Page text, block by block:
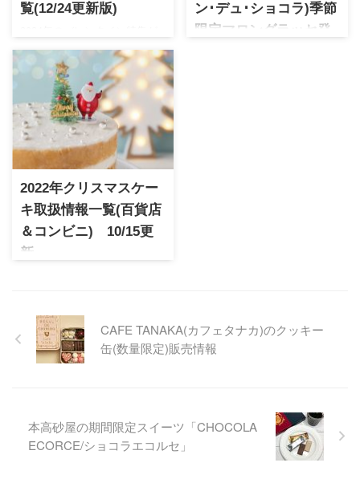
覧(12/24更新版)
各百貨店で始まりました。今
年は新型コロナウイルスの影
響もあり、オンラインでの取
扱数が増えている百貨店が多
く見受けられます。人気ブラ
ンドは品切れも早いのでお早
めにチェックが必要です
ン･デュ･ショコラ)季節
限定マロングラッセ発
2022年クリスマスケー
キ取扱情報一覧(百貨店
＆コンビニ) 10/15更
新
リスマスケーキが冷凍配送で
ご自宅に配送可能。数量限定
も多いのでお早めにチェック
CAFE TANAKA(カフェタナカ)のクッキー
缶(数量限定)販売情報
本高砂屋の期間限定スイーツ「CHOCOLA
ECORCE/ショコラエコルセ」